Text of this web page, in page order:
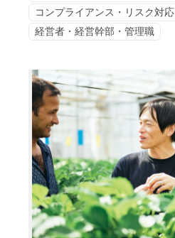
コンプライアンス・リスク対応
経営者・経営幹部・管理職